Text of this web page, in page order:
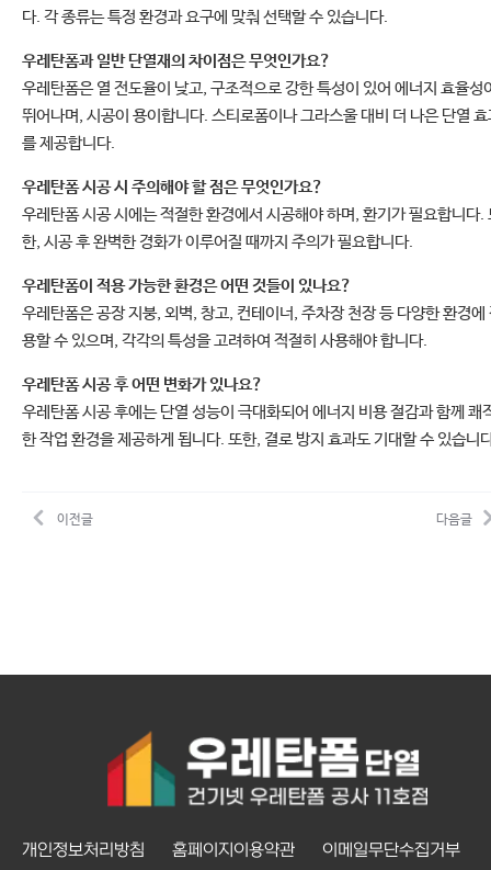
다. 각 종류는 특정 환경과 요구에 맞춰 선택할 수 있습니다.
우레탄폼과 일반 단열재의 차이점은 무엇인가요?
우레탄폼은 열 전도율이 낮고, 구조적으로 강한 특성이 있어 에너지 효율성
뛰어나며, 시공이 용이합니다. 스티로폼이나 그라스울 대비 더 나은 단열 효
를 제공합니다.
우레탄폼 시공 시 주의해야 할 점은 무엇인가요?
우레탄폼 시공 시에는 적절한 환경에서 시공해야 하며, 환기가 필요합니다.
한, 시공 후 완벽한 경화가 이루어질 때까지 주의가 필요합니다.
우레탄폼이 적용 가능한 환경은 어떤 것들이 있나요?
우레탄폼은 공장 지붕, 외벽, 창고, 컨테이너, 주차장 천장 등 다양한 환경에
용할 수 있으며, 각각의 특성을 고려하여 적절히 사용해야 합니다.
우레탄폼 시공 후 어떤 변화가 있나요?
우레탄폼 시공 후에는 단열 성능이 극대화되어 에너지 비용 절감과 함께 쾌
한 작업 환경을 제공하게 됩니다. 또한, 결로 방지 효과도 기대할 수 있습니
이전글 다음글
개인정보처리방침 홈페이지이용약관 이메일무단수집거부